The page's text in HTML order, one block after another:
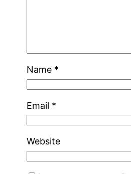
Name *
Email *
Website